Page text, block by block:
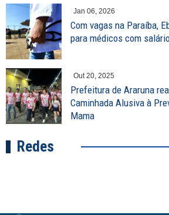
Jan 06, 2026
Com vagas na Paraíba,
para médicos com
Out 20, 2025
Prefeitura de Araruna
Caminhada Alusiva à
Mama
Redes